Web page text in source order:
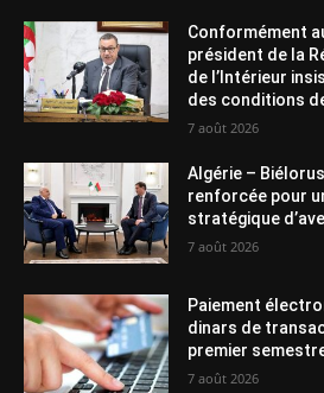
Conformément
président de la
de l’Intérieur
des conditions
7 août 2026
Algérie –
renforcée pour
stratégique
7 août 2026
Paiement
dinars de
premier
7 août 2026